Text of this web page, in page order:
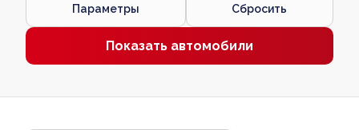
Параметры Сбросить
Показать автомобили